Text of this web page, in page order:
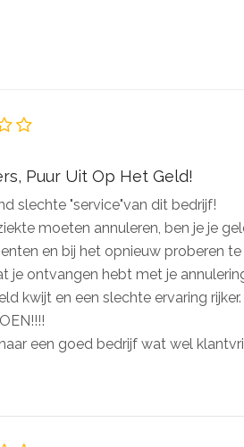
Puur Uit Op Het Geld!
slechte "service"van dit bedrijf!
moeten annuleren, ben je je
en bij het opnieuw proberen
je ontvangen hebt met je
kwijt en een slechte ervaring rijker.
een goed bedrijf wat wel